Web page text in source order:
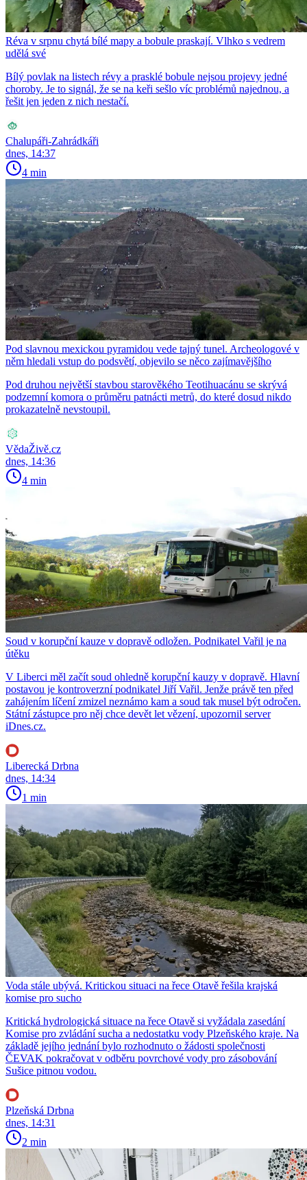
Réva v srpnu chytá bílé mapy a bobule praskají. Vlhko s vedrem
udělá své
Bílý povlak na listech révy a prasklé bobule nejsou projevy jedné
choroby. Je to signál, že se na keři sešlo víc problémů najednou, a
řešit jen jeden z nich nestačí.
Chalupáři-Zahrádkáři
dnes, 14:37
4 min
Pod slavnou mexickou pyramidou vede tajný tunel. Archeologové v
něm hledali vstup do podsvětí, objevilo se něco zajímavějšího
Pod druhou největší stavbou starověkého Teotihuacánu se skrývá
podzemní komora o průměru patnácti metrů, do které dosud nikdo
prokazatelně nevstoupil.
VědaŽivě.cz
dnes, 14:36
4 min
Soud v korupční kauze v dopravě odložen. Podnikatel Vařil je na
útěku
V Liberci měl začít soud ohledně korupční kauzy v dopravě. Hlavní
postavou je kontroverzní podnikatel Jiří Vařil. Jenže právě ten před
zahájením líčení zmizel neznámo kam a soud tak musel být odročen.
Státní zástupce pro něj chce devět let vězení, upozornil server
iDnes.cz.
Liberecká Drbna
dnes, 14:34
1 min
Voda stále ubývá. Kritickou situaci na řece Otavě řešila krajská
komise pro sucho
Kritická hydrologická situace na řece Otavě si vyžádala zasedání
Komise pro zvládání sucha a nedostatku vody Plzeňského kraje. Na
základě jejího jednání bylo rozhodnuto o žádosti společnosti
ČEVAK pokračovat v odběru povrchové vody pro zásobování
Sušice pitnou vodou.
Plzeňská Drbna
dnes, 14:31
2 min